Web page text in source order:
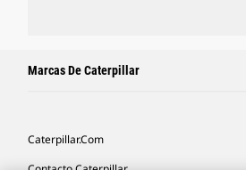
Marcas De Caterpillar
Caterpillar.com